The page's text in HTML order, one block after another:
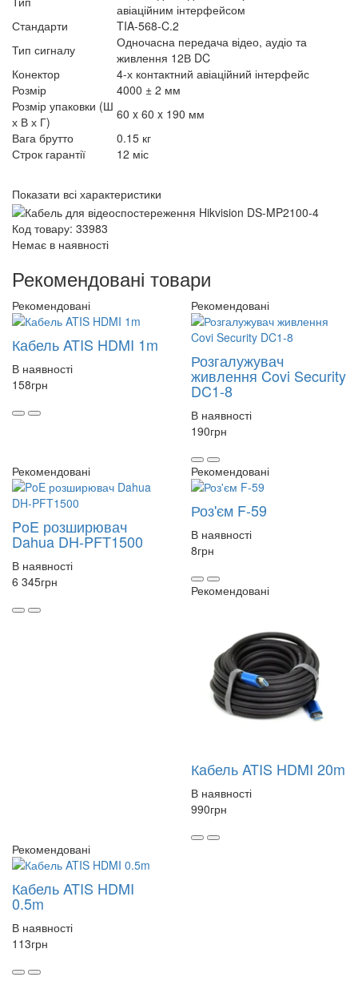
авіаційним інтерфейсом
Стандарти
TIA-568-C.2
Тип сигналу
Одночасна передача відео, аудіо та
живлення 12В DC
Конектор
4-х контактний авіаційний інтерфейс
Розмір
4000 ± 2 мм
Розмір упаковки (Ш
х В х Г)
60 x 60 x 190 мм
Вага брутто
0.15 кг
Строк гарантії
12 міс
Показати всі характеристики
Код товару: 33983
Немає в наявності
Рекомендовані товари
Рекомендовані
Кабель ATIS HDMI 1m
В наявності
158грн
Рекомендовані
Розгалужувач
живлення Covi Security
DC1-8
В наявності
190грн
Рекомендовані
PoE розширювач
Dahua DH-PFT1500
В наявності
6 345грн
Рекомендовані
Роз'єм F-59
В наявності
8грн
Рекомендовані
Кабель ATIS HDMI 20m
В наявності
990грн
Рекомендовані
Кабель ATIS HDMI
0.5m
В наявності
113грн